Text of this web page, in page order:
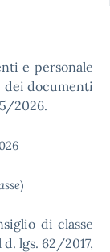
e personale
dei documenti
2026.
)
di classe
d. lgs. 62/2017,